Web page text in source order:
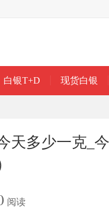
白银T+D 现货白银
天多少一克_
阅读